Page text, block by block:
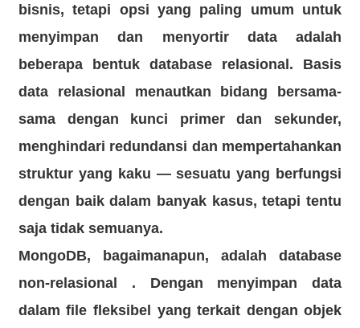
bisnis, tetapi opsi yang paling umum untuk
menyimpan dan menyortir data adalah
beberapa bentuk database relasional. Basis
data relasional menautkan bidang bersama-
sama dengan kunci primer dan sekunder,
menghindari redundansi dan mempertahankan
struktur yang kaku — sesuatu yang berfungsi
dengan baik dalam banyak kasus, tetapi tentu
saja tidak semuanya.
MongoDB, bagaimanapun, adalahdatabase
non-relasional . Dengan menyimpan data
dalam file fleksibel yang terkait dengan objek